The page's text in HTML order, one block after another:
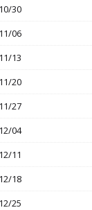
30
06
13
20
27
04
11
18
25